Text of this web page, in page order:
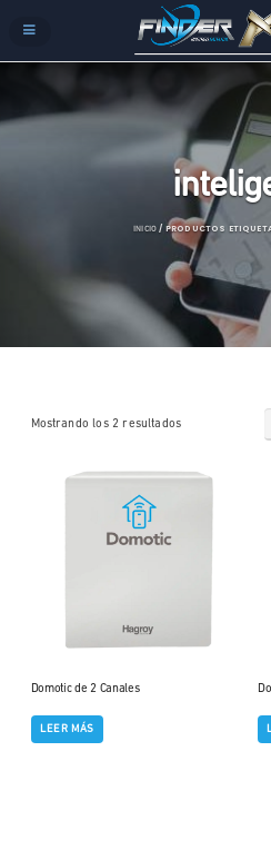
INICIO / PRODUCTOS
Mostrando los 2 resultados
Domotic de 2 Canales
LEER MÁS